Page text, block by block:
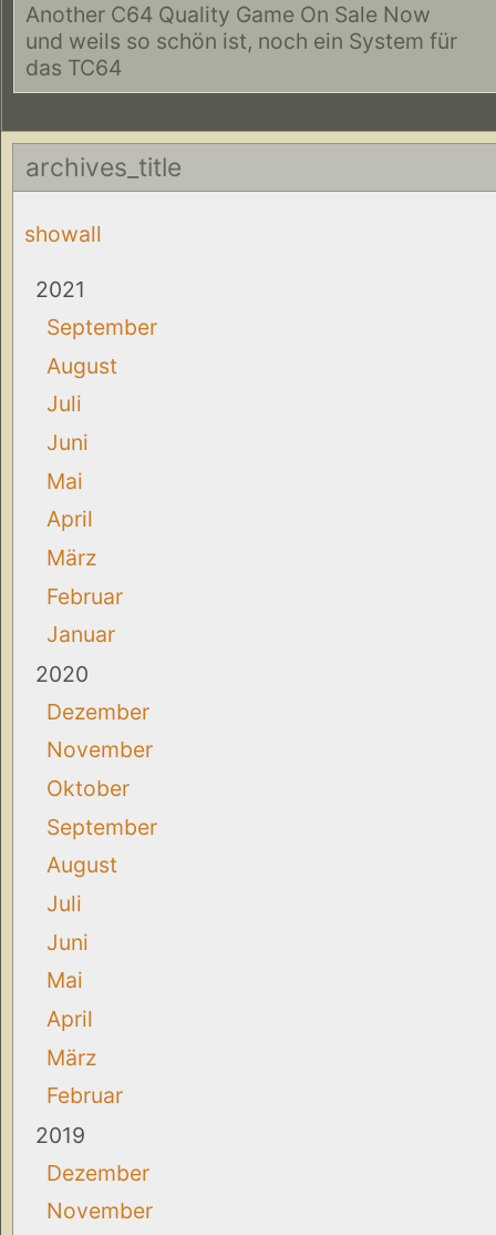
Another C64 Quality Game On Sale Now
und weils so schön ist, noch ein System für
das TC64
archives_title
showall
2021
September
August
Juli
Juni
Mai
April
März
Februar
Januar
2020
Dezember
November
Oktober
September
August
Juli
Juni
Mai
April
März
Februar
2019
Dezember
November